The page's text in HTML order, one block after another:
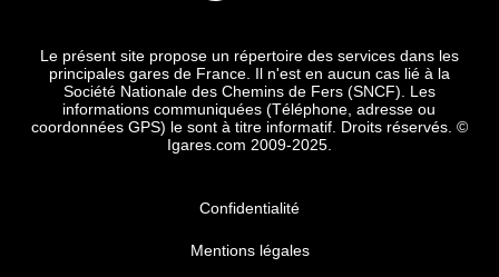
Le présent site propose un répertoire des services dans les
principales gares de France. Il n'est en aucun cas lié à la
Société Nationale des Chemins de Fers (SNCF). Les
informations communiquées (Téléphone, adresse ou
coordonnées GPS) le sont à titre informatif. Droits réservés. ©
Igares.com 2009-2025.
Confidentialité
Mentions légales